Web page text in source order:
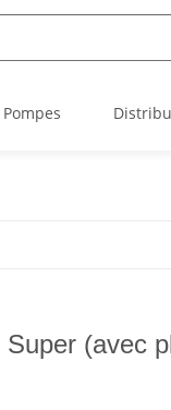
Pompes
(avec